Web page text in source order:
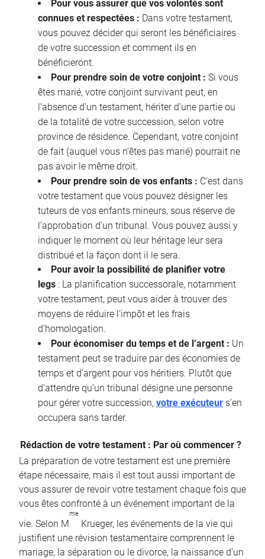
Pour vous assurer que vos volontés sont
connues et respectées : Dans votre testament,
vous pouvez décider qui seront les bénéficiaires
de votre succession et comment ils en
bénéficieront.
Pour prendre soin de votre conjoint : Si vous
êtes marié, votre conjoint survivant peut, en
l’absence d’un testament, hériter d’une partie ou
de la totalité de votre succession, selon votre
province de résidence. Cependant, votre conjoint
de fait (auquel vous n’êtes pas marié) pourrait ne
pas avoir le même droit.
Pour prendre soin de vos enfants : C’est dans
votre testament que vous pouvez désigner les
tuteurs de vos enfants mineurs, sous réserve de
l’approbation d’un tribunal. Vous pouvez aussi y
indiquer le moment où leur héritage leur sera
distribué et la façon dont il le sera.
Pour avoir la possibilité de planifier votre
legs : La planification successorale, notamment
votre testament, peut vous aider à trouver des
moyens de réduire l’impôt et les frais
d’homologation.
Pour économiser du temps et de l’argent : Un
testament peut se traduire par des économies de
temps et d’argent pour vos héritiers. Plutôt que
d’attendre qu’un tribunal désigne une personne
pour gérer votre succession, votre exécuteur s’en
occupera sans tarder.
Rédaction de votre testament : Par où commencer ?
La préparation de votre testament est une première
étape nécessaire, mais il est tout aussi important de
vous assurer de revoir votre testament chaque fois que
vous êtes confronté à un événement important de la
vie. Selon M
me
Krueger, les événements de la vie qui
justifient une révision testamentaire comprennent le
mariage, la séparation ou le divorce, la naissance d’un